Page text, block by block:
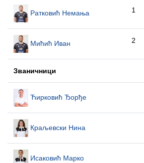
Ратковић Немања 1
Мићић Иван 2
Званичници
Ћирковић Ђорђе
Краљевски Нина
Исаковић Марко